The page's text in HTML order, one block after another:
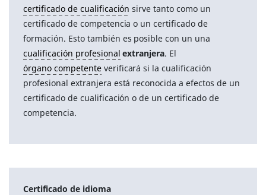
certificado de cualificación sirve tanto como un
certificado de competencia o un certificado de
formación. Esto también es posible con un una
cualificación profesional extranjera. El
órgano competenteverificará si la cualificación
profesional extranjera está reconocida a efectos de un
certificado de cualificación o de un certificado de
competencia.
Certificado de idioma